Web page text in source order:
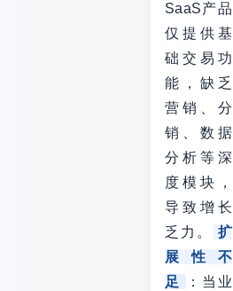
SaaS产品
仅提供基
础交易功
能，缺乏
营销、分
销、数据
分析等深
度模块，
导致增长
乏力。
扩
展性不
足
：当业